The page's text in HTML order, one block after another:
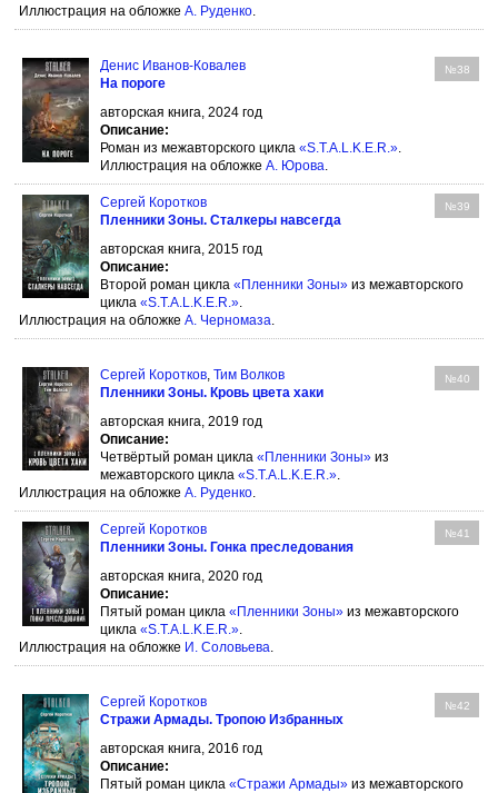
Иллюстрация на обложке А. Руденко.
Денис Иванов-Ковалев №38
На пороге
авторская книга, 2024 год
Описание:
Роман из межавторского цикла «S.T.A.L.K.E.R.».
Иллюстрация на обложке А. Юрова.
Сергей Коротков №39
Пленники Зоны. Сталкеры навсегда
авторская книга, 2015 год
Описание:
Второй роман цикла «Пленники Зоны» из межавторского
цикла «S.T.A.L.K.E.R.».
Иллюстрация на обложке А. Черномаза.
Сергей Коротков, Тим Волков №40
Пленники Зоны. Кровь цвета хаки
авторская книга, 2019 год
Описание:
Четвёртый роман цикла «Пленники Зоны» из
межавторского цикла «S.T.A.L.K.E.R.».
Иллюстрация на обложке А. Руденко.
Сергей Коротков №41
Пленники Зоны. Гонка преследования
авторская книга, 2020 год
Описание:
Пятый роман цикла «Пленники Зоны» из межавторского
цикла «S.T.A.L.K.E.R.».
Иллюстрация на обложке И. Соловьева.
Сергей Коротков №42
Стражи Армады. Тропою Избранных
авторская книга, 2016 год
Описание:
Пятый роман цикла «Стражи Армады» из межавторского